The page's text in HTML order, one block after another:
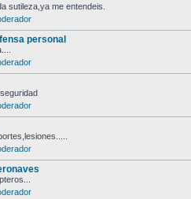
sutileza,ya me entendeis.
personal